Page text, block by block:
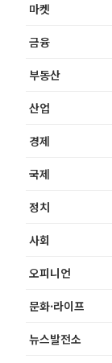
마켓
금융
부동산
산업
경제
국제
정치
사회
오피니언
문화·라이프
뉴스발전소